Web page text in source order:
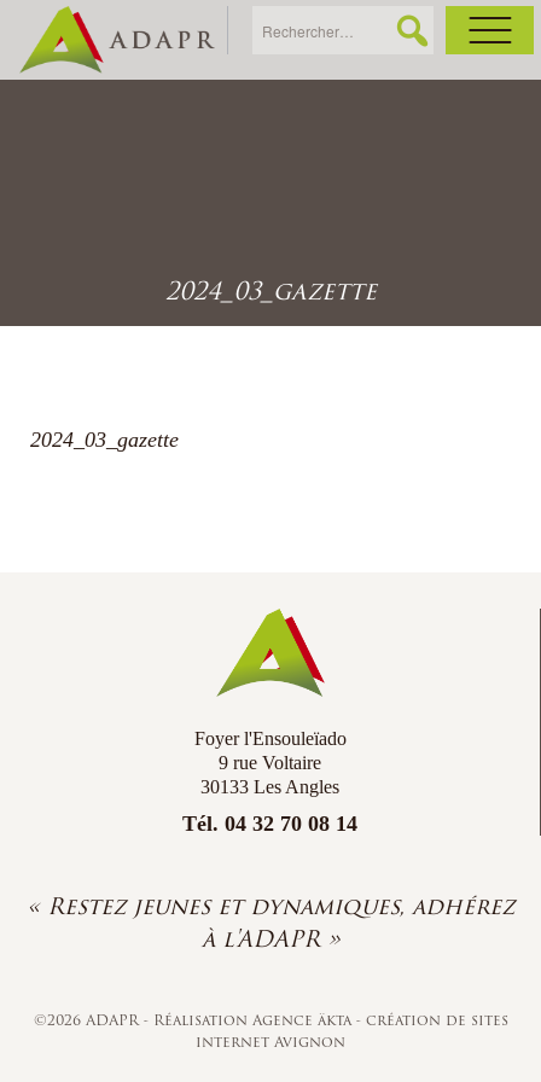
2024_03_gazette
2024_03_gazette
Foyer l'Ensouleïado
9 rue Voltaire
30133 Les Angles
Tél. 04 32 70 08 14
« Restez jeunes et dynamiques, adhérez
à l'ADAPR »
©2026 ADAPR - Réalisation Agence äkta- création de sites
internet Avignon